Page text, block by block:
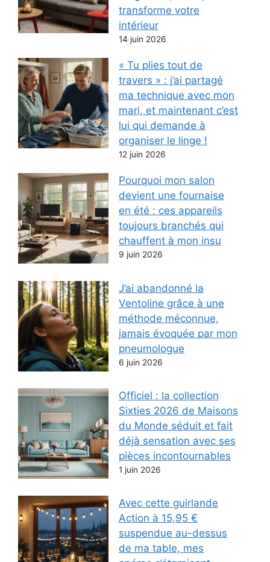
transforme votre
intérieur
14 juin 2026
« Tu plies tout de
travers » : j’ai partagé
ma technique avec mon
mari, et maintenant c’est
lui qui demande à
organiser le linge !
12 juin 2026
Pourquoi mon salon
devient une fournaise
en été : ces appareils
toujours branchés qui
chauffent à mon insu
9 juin 2026
J’ai abandonné la
Ventoline grâce à une
méthode méconnue,
jamais évoquée par mon
pneumologue
6 juin 2026
Officiel : la collection
Sixties 2026 de Maisons
du Monde séduit et fait
déjà sensation avec ses
pièces incontournables
1 juin 2026
Avec cette guirlande
Action à 15,95 €
suspendue au-dessus
de ma table, mes